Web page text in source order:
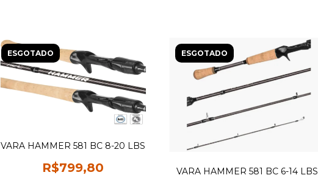
ESGOTADO
VARA HAMMER 581 BC 8-20 LBS
R$799,80
ESGOTADO
VARA HAMMER 581 BC 6-14 LBS